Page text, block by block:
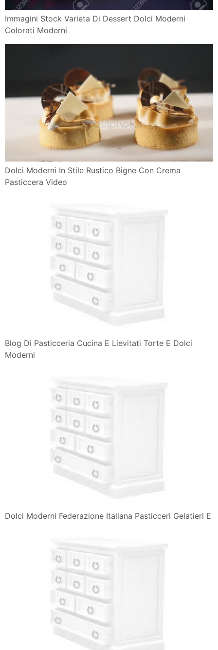
Immagini Stock Varieta Di Dessert Dolci Moderni
Colorati Moderni
Dolci Moderni In Stile Rustico Bigne Con Crema
Pasticcera Video
Blog Di Pasticceria Cucina E Lievitati Torte E Dolci
Moderni
Dolci Moderni Federazione Italiana Pasticceri Gelatieri E